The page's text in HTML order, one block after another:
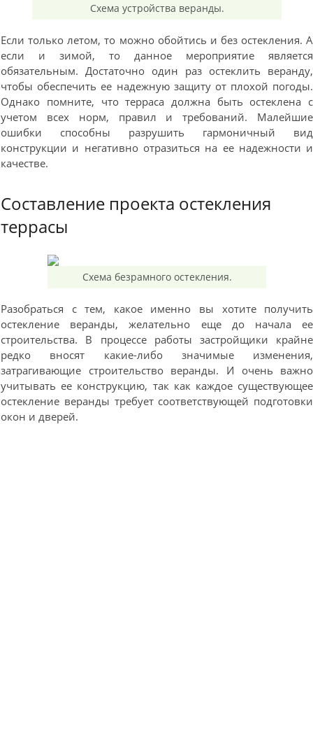
Схема устройства веранды.
Если только летом, то можно обойтись и без остекления. А
если и зимой, то данное мероприятие является
обязательным. Достаточно один раз остеклить веранду,
чтобы обеспечить ее надежную защиту от плохой погоды.
Однако помните, что терраса должна быть остеклена с
учетом всех норм, правил и требований. Малейшие
ошибки способны разрушить гармоничный вид
конструкции и негативно отразиться на ее надежности и
качестве.
Составление проекта остекления
террасы
Схема безрамного остекления.
Разобраться с тем, какое именно вы хотите получить
остекление веранды, желательно еще до начала ее
строительства. В процессе работы застройщики крайне
редко вносят какие-либо значимые изменения,
затрагивающие строительство веранды. И очень важно
учитывать ее конструкцию, так как каждое существующее
остекление веранды требует соответствующей подготовки
окон и дверей.